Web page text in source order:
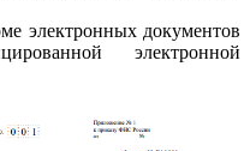
электронных документов
электронной